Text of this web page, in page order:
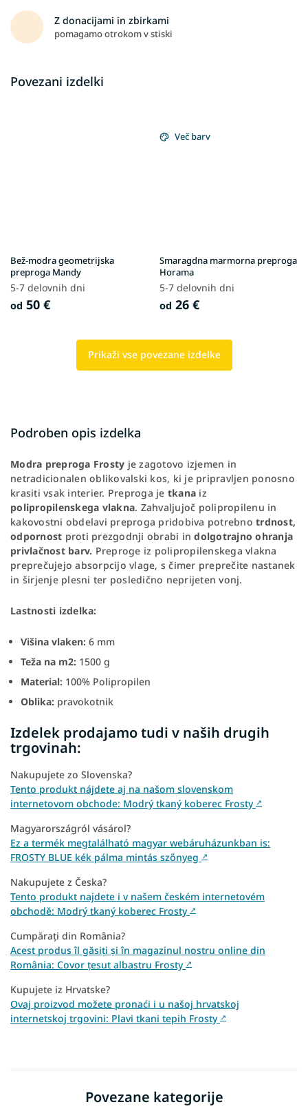
Z donacijami in zbirkami
pomagamo otrokom v stiski
Povezani izdelki
Bež-modra geometrijska
preproga Mandy
5-7 delovnih dni
od 50 €
Več barv
Smaragdna marmorna preproga
Horama
5-7 delovnih dni
od 26 €
Prikaži vse povezane izdelke
Podroben opis izdelka
Modra preproga Frosty je zagotovo izjemen in
netradicionalen oblikovalski kos, ki je pripravljen ponosno
krasiti vsak interier. Preproga je tkana iz
polipropilenskega vlakna. Zahvaljujoč polipropilenu in
kakovostni obdelavi preproga pridobiva potrebno trdnost,
odpornost proti prezgodnji obrabi indolgotrajno ohranja
privlačnost barv. Preproge iz polipropilenskega vlakna
preprečujejo absorpcijo vlage, s čimer preprečite nastanek
in širjenje plesni ter posledično neprijeten vonj.
Lastnosti izdelka:
Višina vlaken: 6 mm
Teža na m2: 1500 g
Material: 100% Polipropilen
Oblika: pravokotnik
Izdelek prodajamo tudi v naših drugih
trgovinah:
Nakupujete zo Slovenska?
Tento produkt nájdete aj na našom slovenskom
internetovom obchode: Modrý tkaný koberec Frosty ↗
Magyarországról vásárol?
Ez a termék megtalálható magyar webáruházunkban is:
FROSTY BLUE kék pálma mintás szőnyeg ↗
Nakupujete z Česka?
Tento produkt najdete i v našem českém internetovém
obchodě: Modrý tkaný koberec Frosty ↗
Cumpărați din România?
Acest produs îl găsiți și în magazinul nostru online din
România: Covor țesut albastru Frosty ↗
Kupujete iz Hrvatske?
Ovaj proizvod možete pronaći i u našoj hrvatskoj
internetskoj trgovini: Plavi tkani tepih Frosty ↗
Povezane kategorije